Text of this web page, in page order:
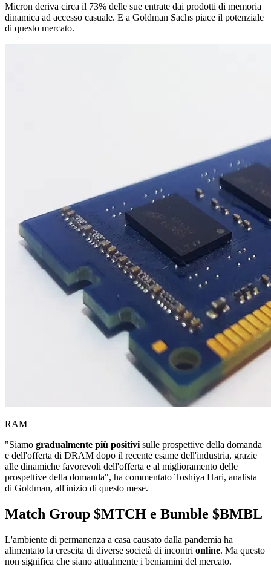
Micron deriva circa il 73% delle sue entrate dai prodotti di memoria
dinamica ad accesso casuale. E a Goldman Sachs piace il potenziale
di questo mercato.
RAM
"Siamo gradualmente più positivi sulle prospettive della domanda
e dell'offerta di DRAM dopo il recente esame dell'industria, grazie
alle dinamiche favorevoli dell'offerta e al miglioramento delle
prospettive della domanda", ha commentato Toshiya Hari, analista
di Goldman, all'inizio di questo mese.
Match Group $MTCH e Bumble $BMBL
L'ambiente di permanenza a casa causato dalla pandemia ha
alimentato la crescita di diverse società di incontri online. Ma questo
non significa che siano attualmente i beniamini del mercato.